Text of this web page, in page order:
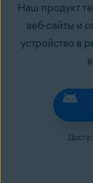
Наш продукт
веб-сайты и
устройство в